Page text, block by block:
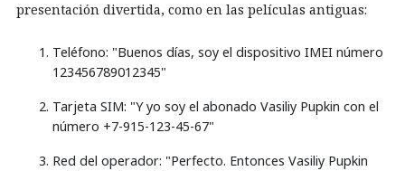
presentación divertida, como en las películas antiguas:
Teléfono: "Buenos días, soy el dispositivo IMEI número
123456789012345"
Tarjeta SIM: "Y yo soy el abonado Vasiliy Pupkin con el
número +7-915-123-45-67"
Red del operador: "Perfecto. Entonces Vasiliy Pupkin